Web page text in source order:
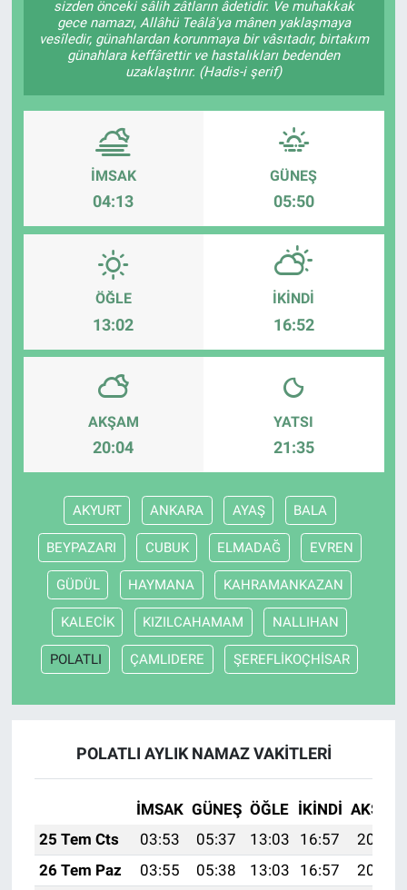
sizden önceki sâlih zâtların âdetidir. Ve muhakkak
gece namazı, Allâhü Teâlâ'ya mânen yaklaşmaya
vesîledir, günahlardan korunmaya bir vâsıtadır, birtakım
günahlara keffârettir ve hastalıkları bedenden
uzaklaştırır. (Hadis-i şerif)
İMSAK
04:13
GÜNEŞ
05:50
ÖĞLE
13:02
İKINDI
16:52
AKŞAM
20:04
YATSI
21:35
AKYURT ANKARA AYAŞ BALA
BEYPAZARI CUBUK ELMADAĞ EVREN
GÜDÜL HAYMANA KAHRAMANKAZAN
KALECİK KIZILCAHAMAM NALLIHAN
POLATLI ÇAMLIDERE ŞEREFLİKOÇHİSAR
POLATLI AYLIK NAMAZ VAKITLERI
İMSAK GÜNEŞ ÖĞLE İKINDI AKŞAM
25 Tem Cts
03:53 05:37 13:03 16:57
20:19
26 Tem Paz
03:55 05:38 13:03 16:57
20:18
EĞİTİM
ÖZEL HABER
HALK54 PANORAMA